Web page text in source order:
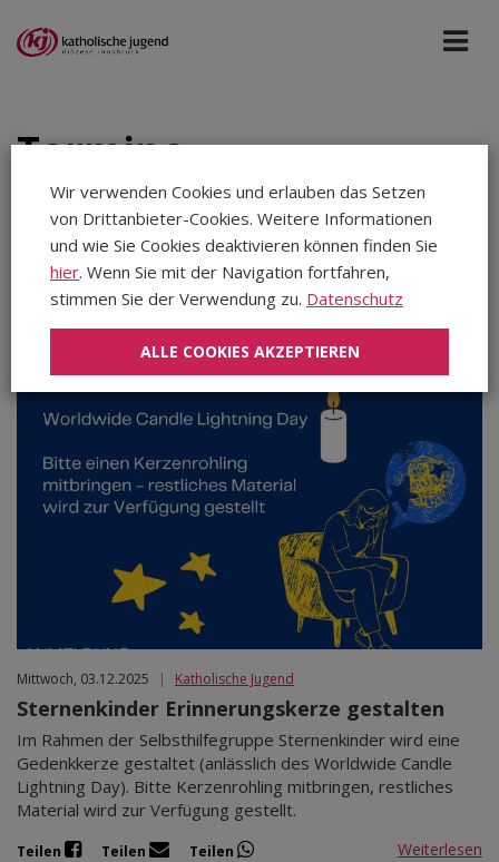
Termine
Bildungshaus Osttirol Dez 2025
Aug 2026
Sep 2026
Okt 2026
Nov 2026
Dez 2026
Feb 2027
Mär 2027
Apr 2027
Mai 2027
Jun 2027
Jul 2027
Mittwoch, 03.12.2025 | Katholische Jugend
Sternenkinder Erinnerungskerze gestalten
Im Rahmen der Selbsthilfegruppe Sternenkinder wird eine
Gedenkkerze gestaltet (anlässlich des Worldwide Candle
Lightning Day). Bitte Kerzenrohling mitbringen, restliches
Material wird zur Verfügung gestellt.
Teilen Teilen Teilen Weiterlesen
Wir verwenden Cookies und erlauben das Setzen
von Drittanbieter-Cookies. Weitere Informationen
und wie Sie Cookies deaktivieren können finden Sie
hier. Wenn Sie mit der Navigation fortfahren,
stimmen Sie der Verwendung zu. Datenschutz
ALLE COOKIES AKZEPTIEREN